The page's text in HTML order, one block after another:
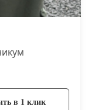
в 1 клик